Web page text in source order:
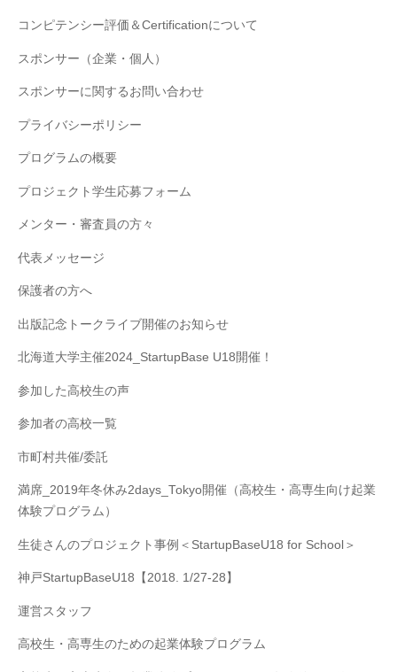
コンピテンシー評価＆Certificationについて
スポンサー（企業・個人）
スポンサーに関するお問い合わせ
プライバシーポリシー
プログラムの概要
プロジェクト学生応募フォーム
メンター・審査員の方々
代表メッセージ
保護者の方へ
出版記念トークライブ開催のお知らせ
北海道大学主催2024_StartupBase U18開催！
参加した高校生の声
参加者の高校一覧
市町村共催/委託
満席_2019年冬休み2days_Tokyo開催（高校生・高専生向け起業
体験プログラム）
生徒さんのプロジェクト事例＜StartupBaseU18 for School＞
神戸StartupBaseU18【2018. 1/27-28】
運営スタッフ
高校生・高専生のための起業体験プログラム